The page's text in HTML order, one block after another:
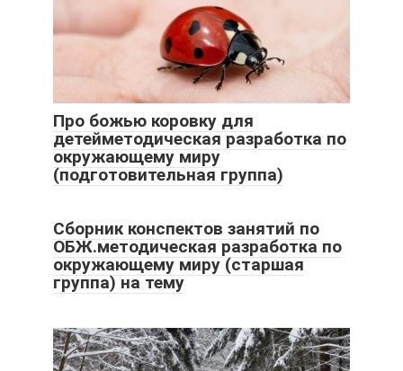
Про божью коровку для
детейметодическая разработка по
окружающему миру
(подготовительная группа)
Сборник конспектов занятий по
ОБЖ.методическая разработка по
окружающему миру (старшая
группа) на тему